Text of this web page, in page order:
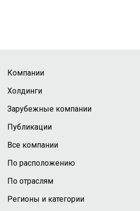
Компании
Холдинги
Зарубежные компании
Публикации
Все компании
По расположению
По отраслям
Регионы и категории